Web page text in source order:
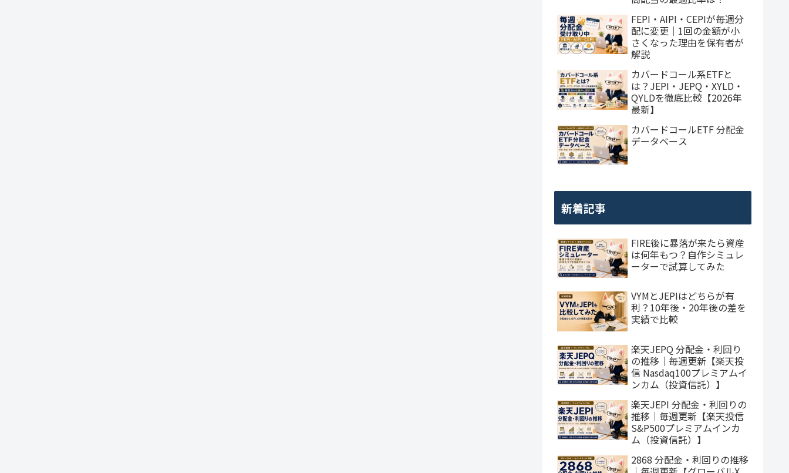
FEPI・AIPI・CEPIが毎週分
配に変更｜1回の金額が小
さくなった理由を保有者が
解説
カバードコール系ETFと
は？JEPI・JEPQ・XYLD・
QYLDを徹底比較【2026年
最新】
カバードコールETF 分配金
データベース
新着記事
FIRE後に暴落が来たら資産
は何年もつ？自作シミュレ
ーターで試算してみた
VYMとJEPIはどちらが有
利？10年後・20年後の差を
実績で比較
楽天JEPQ 分配金・利回り
の推移｜毎週更新【楽天投
信 Nasdaq100プレミアムイ
ンカム（投資信託）】
楽天JEPI 分配金・利回りの
推移｜毎週更新【楽天投信
S&P500プレミアムインカ
ム（投資信託）】
2868 分配金・利回りの推移